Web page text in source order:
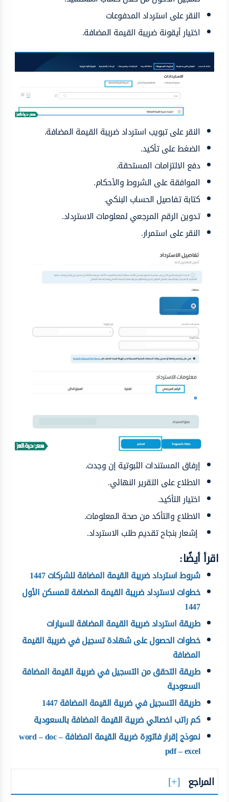
النقر على استرداد المدفوعات
اختيار أيقونة ضريبة القيمة المضافة.
النقر على تبويب استرداد ضريبة القيمة المضافة.
الضغط على تأكيد.
دفع الالتزامات المستحقة.
الموافقة على الشروط والأحكام.
كتابة تفاصيل الحساب البنكي.
تدوين الرقم المرجعي لمعلومات الاسترداد.
النقر على استمرار.
إرفاق المستندات الثبوتية إن وجدت.
الاطلاع على التقرير النهائي.
اختيار التأكيد.
الاطلاع والتأكد من صحة المعلومات.
إشعار بنجاح تقديم طلب الاسترداد.
اقرأ أيضًا:
شروط استرداد ضريبة القيمة المضافة للشركات 1447
خطوات لاسترداد ضريبة القيمة المضافة للمسكن الأول
1447
طريقة استرداد ضريبة القيمة المضافة للسيارات
خطوات الحصول على شهادة تسجيل في ضريبة القيمة
المضافة
طريقة التحقق من التسجيل في ضريبة القيمة المضافة
السعودية
طريقة التسجيل في ضريبة القيمة المضافة 1447
كم راتب اخصائي ضريبة القيمة المضافة بالسعودية
نموذج إقرار فاتورة ضريبة القيمة المضافة word – doc –
pdf – excel
المراجع